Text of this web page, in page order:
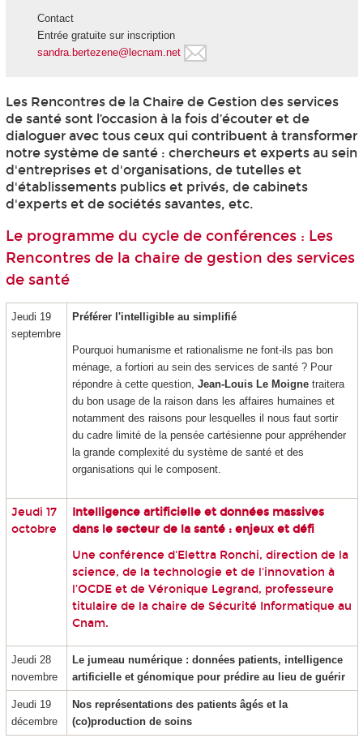
Contact
Entrée gratuite sur inscription
sandra.bertezene@lecnam.net
Les Rencontres de la Chaire de Gestion des services
de santé sont l’occasion à la fois d’écouter et de
dialoguer avec tous ceux qui contribuent à transformer
notre système de santé : chercheurs et experts au sein
d'entreprises et d'organisations, de tutelles et
d'établissements publics et privés, de cabinets
d'experts et de sociétés savantes, etc.
Le programme du cycle de conférences : Les
Rencontres de la chaire de gestion des services
de santé
Jeudi 19
septembre
Préférer l'intelligible au simplifié
Pourquoi humanisme et rationalisme ne font-ils pas bon
ménage, a fortiori au sein des services de santé ? Pour
répondre à cette question, Jean-Louis Le Moigne traitera
du bon usage de la raison dans les affaires humaines et
notamment des raisons pour lesquelles il nous faut sortir
du cadre limité de la pensée cartésienne pour appréhender
la grande complexité du système de santé et des
organisations qui le composent.
Jeudi 17
octobre
Intelligence artificielle et données massives
dans le secteur de la santé : enjeux et défi
Une conférence d'Elettra Ronchi, direction de la
science, de la technologie et de l'innovation à
l’OCDE et de Véronique Legrand, professeure
titulaire de la chaire de Sécurité Informatique au
Cnam.
Jeudi 28
novembre
Le jumeau numérique : données patients, intelligence
artificielle et génomique pour prédire au lieu de guérir
Jeudi 19
décembre
Nos représentations des patients âgés et la
(co)production de soins